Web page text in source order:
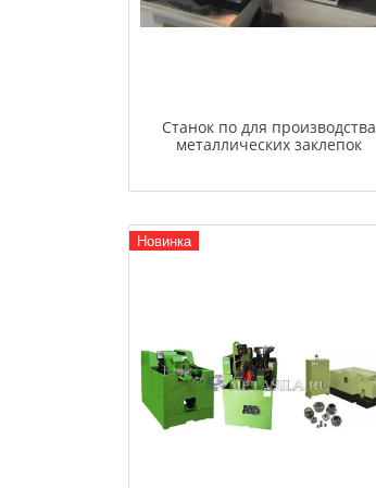
Станок по для производства
металлических заклепок
Новинка